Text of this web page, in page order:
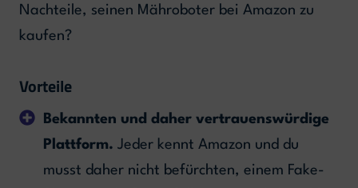
Nachteile, seinen Mähroboter bei Amazon zu
kaufen?
Vorteile
Bekannten und daher vertrauenswürdige
Plattform. Jeder kennt Amazon und du
musst daher nicht befürchten, einem Fake-